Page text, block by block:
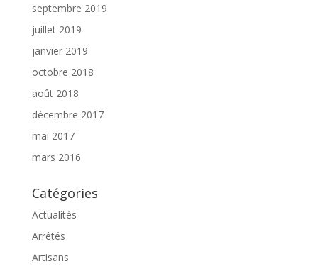
septembre 2019
juillet 2019
janvier 2019
octobre 2018
août 2018
décembre 2017
mai 2017
mars 2016
Catégories
Actualités
Arrêtés
Artisans